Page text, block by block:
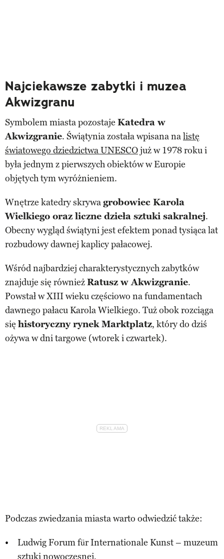
Najciekawsze zabytki i muzea
Akwizgranu
Symbolem miasta pozostaje Katedra w
Akwizgranie. Świątynia została wpisana nalistę
światowego dziedzictwa UNESCOjuż w 1978 roku i
była jednym z pierwszych obiektów w Europie
objętych tym wyróżnieniem.
Wnętrze katedry skrywagrobowiec Karola
Wielkiego oraz liczne dzieła sztuki sakralnej.
Obecny wygląd świątyni jest efektem ponad tysiąca lat
rozbudowy dawnej kaplicy pałacowej.
Wśród najbardziej charakterystycznych zabytków
znajduje się równieżRatusz w Akwizgranie.
Powstał w XIII wieku częściowo na fundamentach
dawnego pałacu Karola Wielkiego. Tuż obok rozciąga
się historyczny rynek Marktplatz, który do dziś
ożywa w dni targowe (wtorek i czwartek).
Podczas zwiedzania miasta warto odwiedzić także:
Ludwig Forum für Internationale Kunst – muzeum
sztuki nowoczesnej,